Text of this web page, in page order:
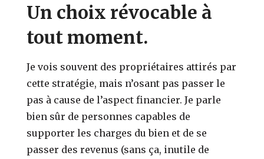
Un choix révocable à
tout moment.
Je vois souvent des propriétaires attirés par
cette stratégie, mais n’osant pas passer le
pas à cause de l’aspect financier. Je parle
bien sûr de personnes capables de
supporter les charges du bien et de se
passer des revenus (sans ça, inutile de